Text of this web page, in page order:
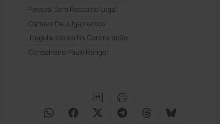
Pessoal Sem Respaldo Legal
Câmara De Julgamentos
Irregularidades Na Contratação
Conselheiro Paulo Rangel